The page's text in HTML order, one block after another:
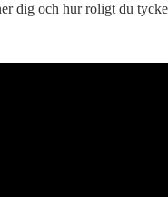
dig och hur roligt du